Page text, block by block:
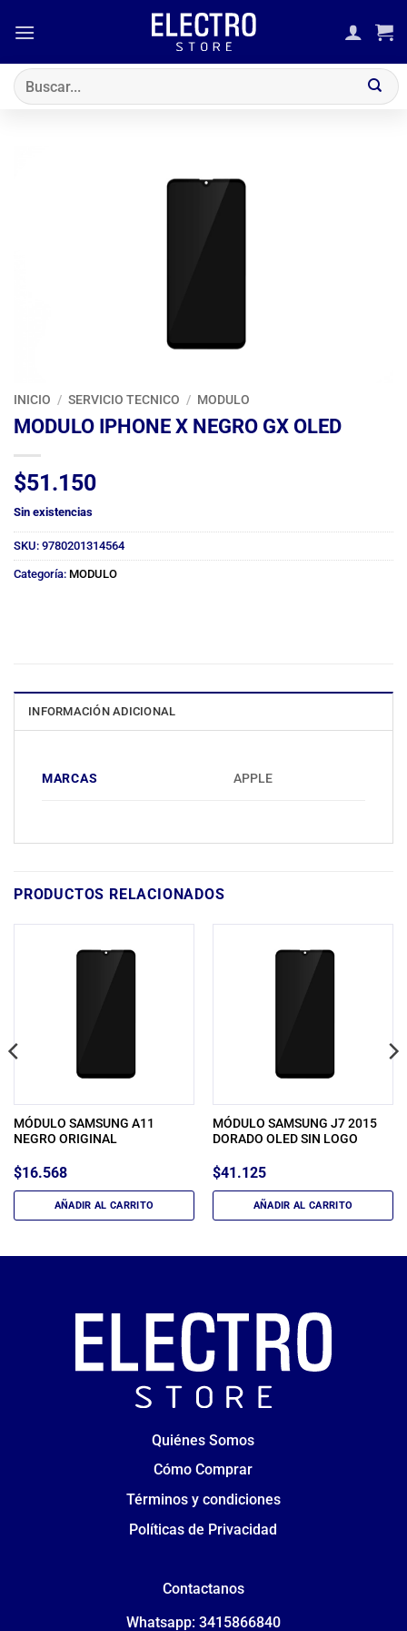
Buscar
por:
INICIO / SERVICIO TECNICO / MODULO
MODULO IPHONE X NEGRO GX OLED
$51.150
Sin existencias
SKU: 9780201314564
Categoría: MODULO
INFORMACIÓN ADICIONAL
MARCAS APPLE
PRODUCTOS RELACIONADOS
MÓDULO SAMSUNG A11
NEGRO ORIGINAL
$16.568
AÑADIR AL CARRITO
MÓDULO SAMSUNG J7 2015
DORADO OLED SIN LOGO
$41.125
AÑADIR AL CARRITO
Quiénes Somos
Cómo Comprar
Términos y condiciones
Políticas de Privacidad
Contactanos
Whatsapp: 3415866840